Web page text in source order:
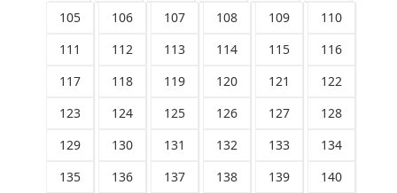
105
106 107 108 109
110
111
112 113 114 115
116
117
118 119 120 121
122
123
124 125 126 127
128
129
130 131 132 133
134
135
136 137 138 139
140